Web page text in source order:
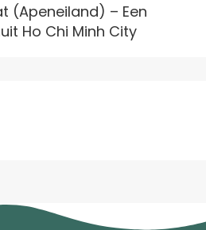
(Apeneiland) – Een
Ho Chi Minh City